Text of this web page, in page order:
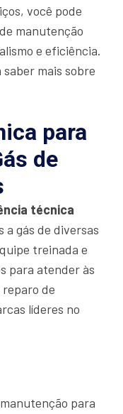
você pode
manutenção
e eficiência.
mais sobre
para
de
técnica
a gás de diversas
treinada e
para atender às
de
líderes no
para